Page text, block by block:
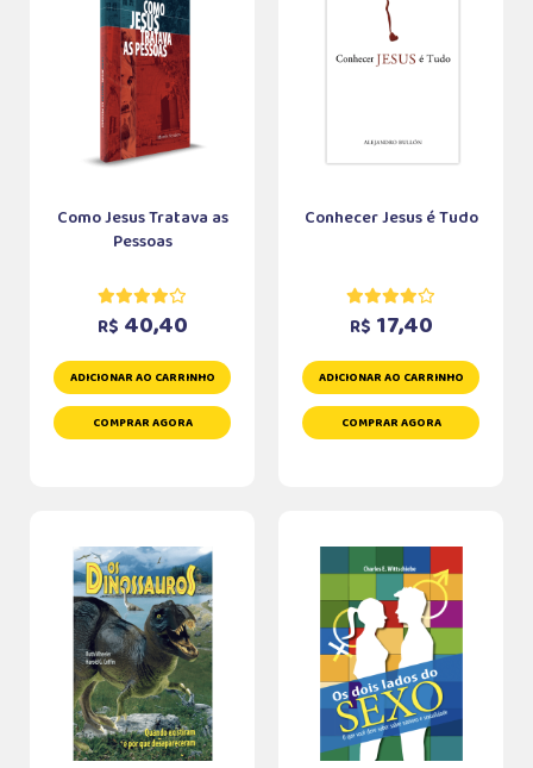
Como Jesus Tratava as
Pessoas
R$ 40,40
ADICIONAR AO CARRINHO
COMPRAR AGORA
Conhecer Jesus é Tudo
R$ 17,40
ADICIONAR AO CARRINHO
COMPRAR AGORA